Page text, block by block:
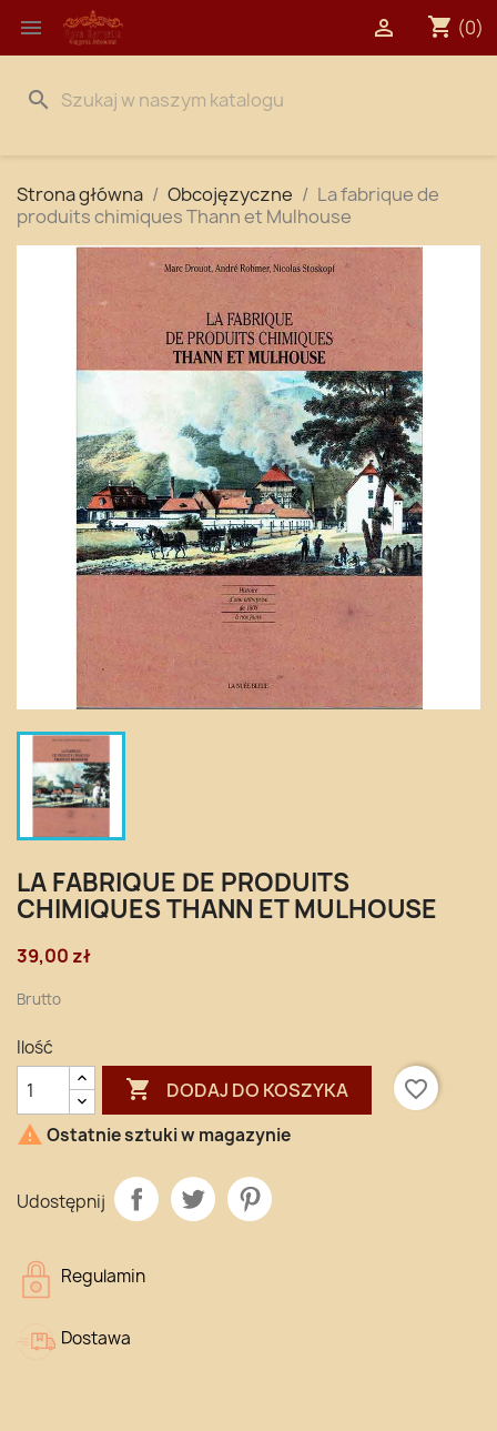
 shopping_cart (0)

search
Strona główna Obcojęzyczne
La fabrique de
produits chimiques Thann et Mulhouse
LA FABRIQUE DE PRODUITS
CHIMIQUES THANN ET MULHOUSE
39,00 zł
Brutto
Ilość
 DODAJ DO KOSZYKA
favorite_border
 Ostatnie sztuki w magazynie
Udostępnij
Regulamin
Dostawa